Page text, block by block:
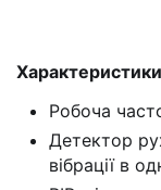
Характеристики
Робоча
Детектор
вібрації в